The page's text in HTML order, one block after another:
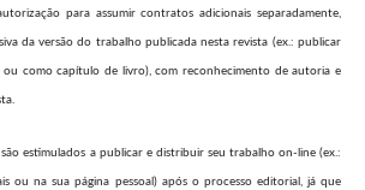
para assumir contratos adicionais separadamente,
da versão do trabalho publicada nesta revista (ex.: publicar
como capítulo de livro), com reconhecimento de autoria e
estimulados a publicar e distribuir seu trabalho on-line (ex.:
ou na sua página pessoal) após o processo editorial, já que